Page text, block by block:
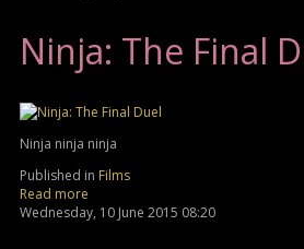
Ninja: The Final
Ninja ninja ninja
Published in Films
Read more
Wednesday, 10 June 2015 08:20